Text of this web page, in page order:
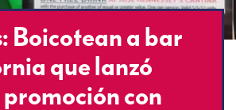
Boicotean a bar
que lanzó
con